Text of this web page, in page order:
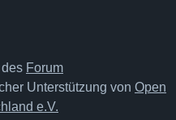
Forum
Unterstützung von Open
e.V.